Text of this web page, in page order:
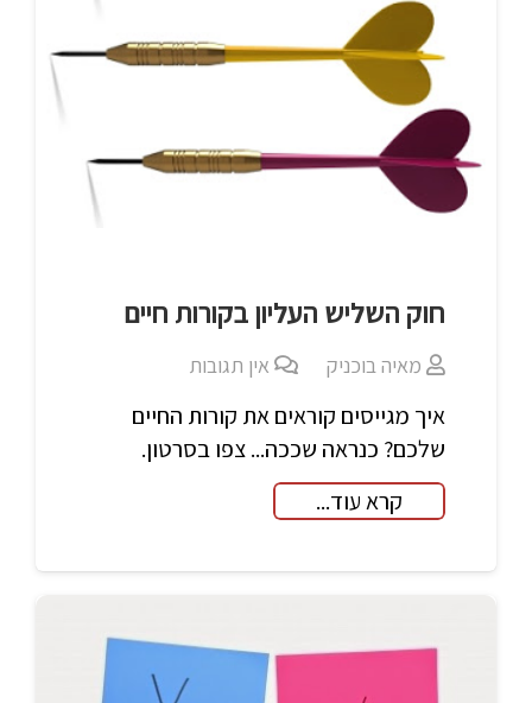
חוק השליש העליון בקורות חיים
מאיה בוכניק אין תגובות
איך מגייסים קוראים את קורות החיים
שלכם? כנראה שככה... צפו בסרטון.
קרא עוד...